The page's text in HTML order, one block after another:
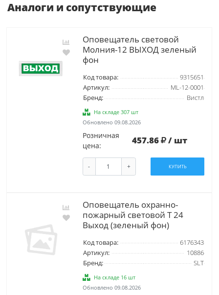
Аналоги и сопутствующие
Оповещатель световой
Молния-12 ВЫХОД зеленый
фон
Код товара:
9315651
Артикул:
ML-12-0001
Бренд:
Вистл
На складе 307 шт
Обновлено 09.08.2026
Розничная
цена:
457.86 / шт
- + КУПИТЬ
Оповещатель охранно-
пожарный световой Т 24
Выход (зеленый фон)
Код товара:
6176343
Артикул:
10886
Бренд:
SLT
На складе 16 шт
Обновлено 09.08.2026